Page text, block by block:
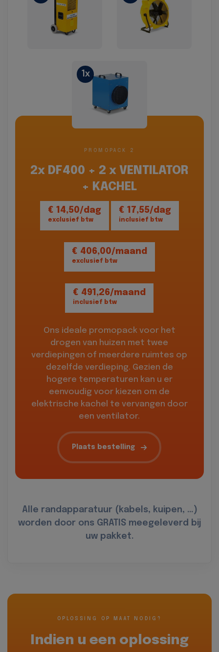
1x
PROMOPACK 2
2x DF400 + 2 x VENTILATOR
+ KACHEL
€ 14,50/dag
exclusief btw
€ 17,55/dag
inclusief btw
€ 406,00/maand
exclusief btw
€ 491,26/maand
inclusief btw
Ons ideale promopack voor het
drogen van huizen met twee
verdiepingen of meerdere ruimtes op
dezelfde verdieping. Gezien de
hogere temperaturen kan u er
eenvoudig voor kiezen om de
elektrische kachel te vervangen door
een ventilator.
Plaats bestelling
Alle randapparatuur (kabels, kuipen, …)
worden door ons GRATIS meegeleverd bij
uw pakket.
OPLOSSING OP MAAT NODIG?
Indien u een oplossing